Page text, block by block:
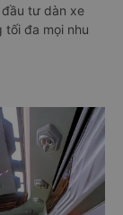
tư dàn xe
tối đa mọi nhu